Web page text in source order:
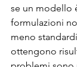
se un modello
formulazioni
meno
ottengono